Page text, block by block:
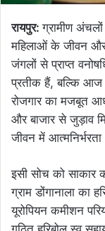
रायपुर:ग्रामीण
महिलाओं के जीवन और
जंगलों से प्राप्त
प्रतीक हैं, बल्कि आज
रोजगार का मजबूत
और बाजार से जुड़ाव
जीवन में
इसी सोच को
ग्राम डोंगानाला का
यूरोपियन कमीशन